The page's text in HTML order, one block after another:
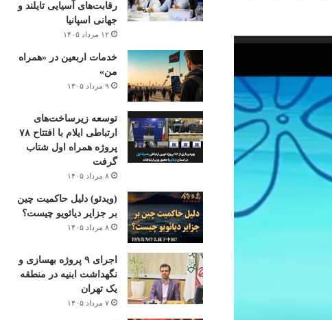
رقابت‌های آسیایی تایلند و
جهانی اسپانیا
۱۲ مرداد ۱۴۰۵
خدمات اربعین در «همراه
من»
۹ مرداد ۱۴۰۵
توسعه زیرساخت‌های
ارتباطی ایلام با افتتاح ۷۸
پروژه همراه اول شتاب
گرفت
۸ مرداد ۱۴۰۵
(ویدئو) دلیل حاکمیت چین
بر جزایر دیائویو چیست؟
۸ مرداد ۱۴۰۵
اجرای ۹ پروژه بهسازی و
نگهداشت ابنیه در منطقه
یک تهران
۷ مرداد ۱۴۰۵